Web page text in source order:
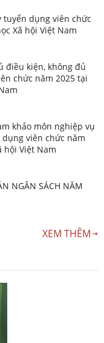
tuyển dụng viên chức
Xã hội Việt Nam
điều kiện, không đủ
chức năm 2025 tại
khảo môn nghiệp vụ
viên chức năm
hội Việt Nam
NGÂN SÁCH NĂM
XEM THÊM